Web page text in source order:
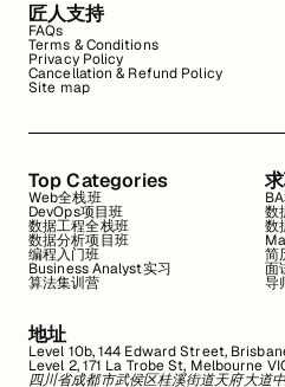
匠人支持
FAQs
Terms & Conditions
Privacy Policy
Cancellation & Refund Policy
Site map
Top Categories
Web全栈班
DevOps项目班
数据工程全栈班
数据分析项目班
编程入门班
Business Analyst实习
算法集训营
数
数
简
面
导
地址
Level 10b, 144 Edward Street,
Level 2, 171 La Trobe St, Melbourne
四川省成都市武侯区桂溪街道天府大道